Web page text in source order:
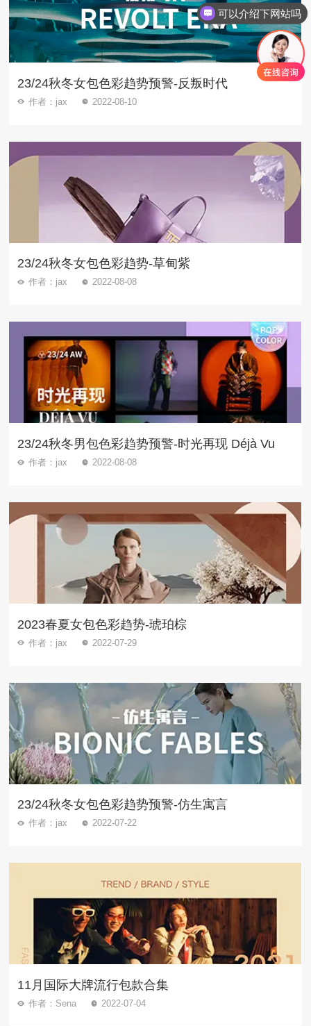
23/24秋冬女包色彩趋势预警-反叛时代
作者：jax 2022-08-10
23/24秋冬女包色彩趋势-草甸紫
作者：jax 2022-08-08
23/24秋冬男包色彩趋势预警-时光再现 Déjà Vu
作者：jax 2022-08-08
2023春夏女包色彩趋势-琥珀棕
作者：jax 2022-07-29
23/24秋冬女包色彩趋势预警-仿生寓言
作者：jax 2022-07-22
11月国际大牌流行包款合集
作者：Sena 2022-07-04
如何了解更多资讯内容